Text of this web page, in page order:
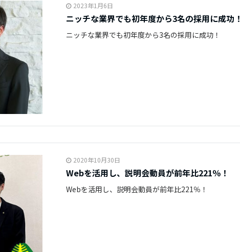
2023年1月6日
ニッチな業界でも初年度から3名の採用に成功！
ニッチな業界でも初年度から3名の採用に成功！
2020年10月30日
Webを活用し、説明会動員が前年比221％！
Webを活用し、説明会動員が前年比221％！